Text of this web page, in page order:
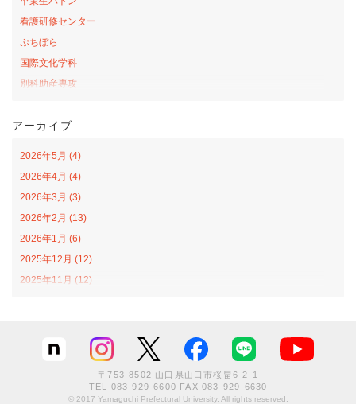
看護研修センター
ぷちぼら
国際文化学科
別科助産専攻
お弁当の日プロジェクト
情報社会学科
アーカイブ
2026年5月 (4)
2026年4月 (4)
2026年3月 (3)
2026年2月 (13)
2026年1月 (6)
2025年12月 (12)
2025年11月 (12)
2025年8月 (8)
〒753-8502 山口県山口市桜畠6-2-1
TEL 083-929-6600 FAX 083-929-6630
© 2017 Yamaguchi Prefectural University, All rights reserved.